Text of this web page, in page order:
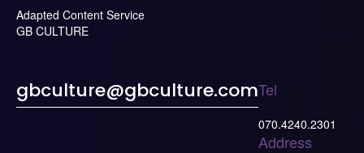
Adapted Content Service
GB CULTURE
gbculture@gbculture.comTel
070.4240.2301
Address